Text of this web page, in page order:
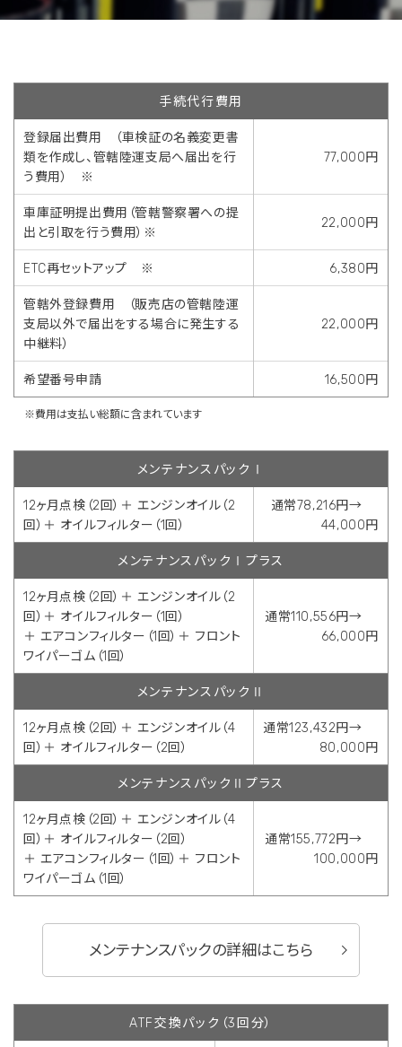
手続代行費用
登録届出費用 （車検証の名義変更書
類を作成し、管轄陸運支局へ届出を行
う費用） ※
77,000円
車庫証明提出費用（管轄警察署への提
出と引取を行う費用）※
22,000円
ETC再セットアップ ※ 6,380円
管轄外登録費用 （販売店の管轄陸運
支局以外で届出をする場合に発生する
中継料）
22,000円
希望番号申請 16,500円
※費用は支払い総額に含まれています
メンテナンスパックⅠ
12ヶ月点検（2回）＋ エンジンオイル（2
回）＋ オイルフィルター（1回）
通常78,216円→
44,000円
メンテナンスパックⅠプラス
12ヶ月点検（2回）＋ エンジンオイル（2
回）＋ オイルフィルター（1回）
＋ エアコンフィルター（1回）＋ フロント
ワイパーゴム（1回）
通常110,556円→
66,000円
メンテナンスパックⅡ
12ヶ月点検（2回）＋ エンジンオイル（4
回）＋ オイルフィルター（2回）
通常123,432円→
80,000円
メンテナンスパックⅡプラス
12ヶ月点検（2回）＋ エンジンオイル（4
回）＋ オイルフィルター（2回）
＋ エアコンフィルター（1回）＋ フロント
ワイパーゴム（1回）
通常155,772円→
100,000円
メンテナンスパックの詳細はこちら
ATF交換パック（3回分）